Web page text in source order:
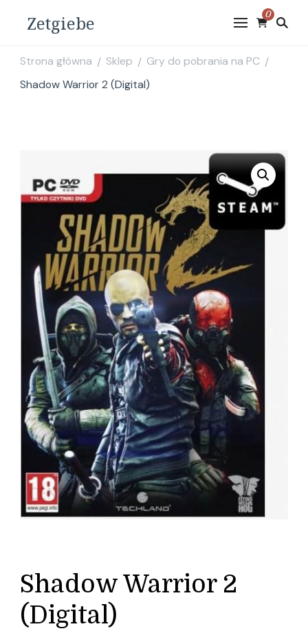
Zetgiebe 0
Strona główna / Sklep / Gry do pobrania na PC /
Shadow Warrior 2 (Digital)
Shadow Warrior 2
(Digital)